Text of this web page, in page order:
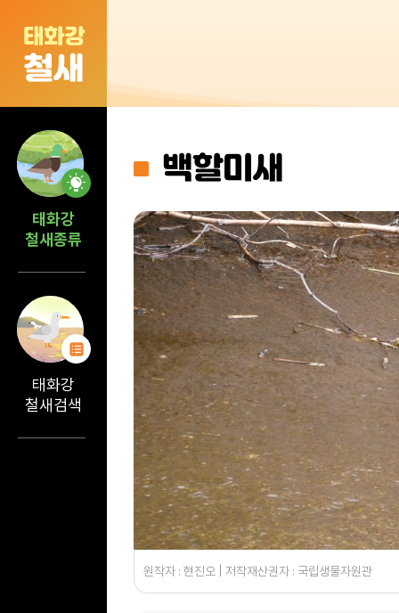
태화강
철새
태화강
철새종류
태화강
철새검색
백할미새
원작자 : 현진오 | 저작재산권자 : 국립생물자원관